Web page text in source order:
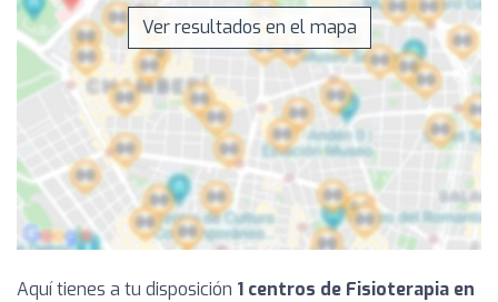
Ver resultados en el mapa
Aquí tienes a tu disposición 1 centros de Fisioterapia en